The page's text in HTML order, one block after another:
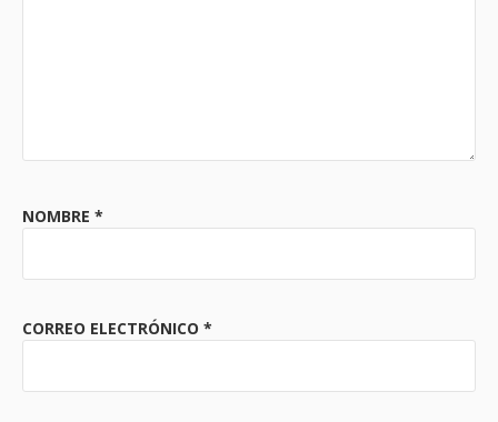
NOMBRE *
CORREO ELECTRÓNICO *